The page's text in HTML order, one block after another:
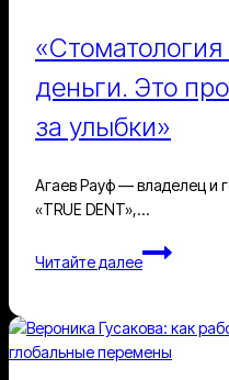
деньги. Это
за улыбки»
Агаев Рауф — владелец и
«TRUE DENT»,…
Читайте далее
—